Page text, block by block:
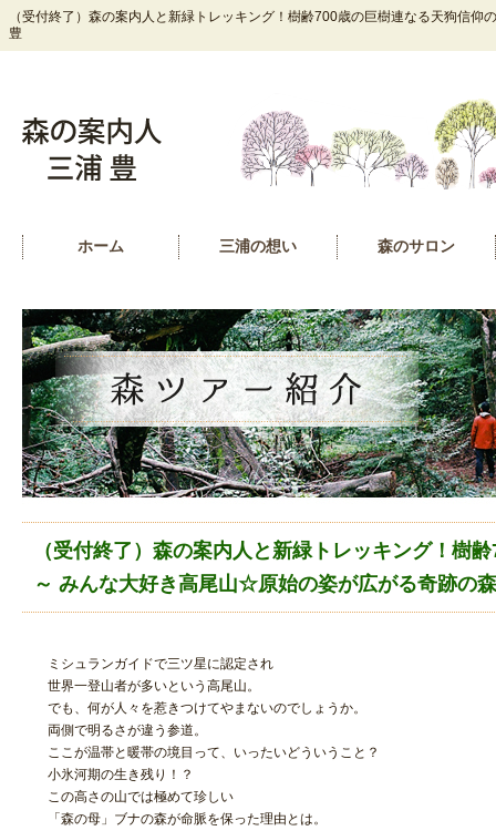
（受付終了）森の案内人と新緑トレッキング！樹齢700歳の巨樹連なる天狗信
豊
ホーム 三浦の想い 森のサロン
（受付終了）森の案内人と新緑トレッキング！樹
～ みんな大好き高尾山☆原始の姿が広がる奇跡の
ミシュランガイドで三ツ星に認定され
世界一登山者が多いという高尾山。
でも、何が人々を惹きつけてやまないのでしょうか。
両側で明るさが違う参道。
ここが温帯と暖帯の境目って、いったいどういうこと？
小氷河期の生き残り！？
この高さの山では極めて珍しい
「森の母」ブナの森が命脈を保った理由とは。